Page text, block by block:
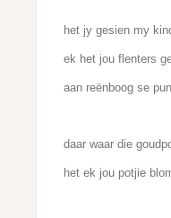
het jy gesien my
ek het jou flenters
aan reënboog se
daar waar die
het ek jou potjie